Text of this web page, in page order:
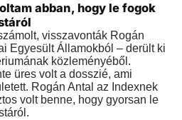
abban, hogy le fogok
visszavonták Rogán
Egyesült Államokból – derült ki
közleményéből.
üres volt a dosszié, ami
Rogán Antal az Indexnek
volt benne, hogy gyorsan le